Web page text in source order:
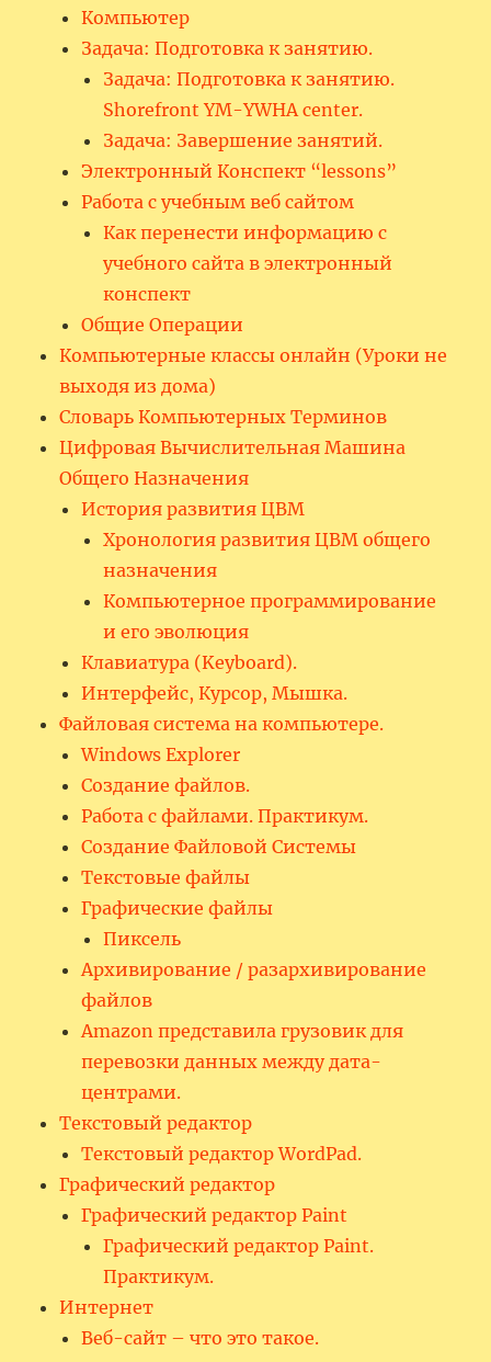
Компьютер
Задача: Подготовка к занятию.
Задача: Подготовка к занятию.
Shorefront YM-YWHA center.
Задача: Завершение занятий.
Электронный Конспект “lessons”
Работа с учебным веб сайтом
Как перенести информацию с
учебного сайта в электронный
конспект
Общие Операции
Компьютерные классы онлайн (Уроки не
выходя из дома)
Словарь Компьютерных Терминов
Цифровая Вычислительная Машина
Общего Назначения
История развития ЦВМ
Хронология развития ЦВМ общего
назначения
Компьютерное программирование
и его эволюция
Клавиатура (Keyboard).
Интерфейс, Курсор, Мышка.
Файловая система на компьютере.
Windows Explorer
Создание файлов.
Работа с файлами. Практикум.
Создание Файловой Системы
Текстовые файлы
Графические файлы
Пиксель
Архивирование / разархивирование
файлов
Amazon представила грузовик для
перевозки данных между дата-
центрами.
Текстовый редактор
Текстовый редактор WordPad.
Графический редактор
Графический редактор Paint
Графический редактор Paint.
Практикум.
Интернет
Веб-сайт – что это такое.